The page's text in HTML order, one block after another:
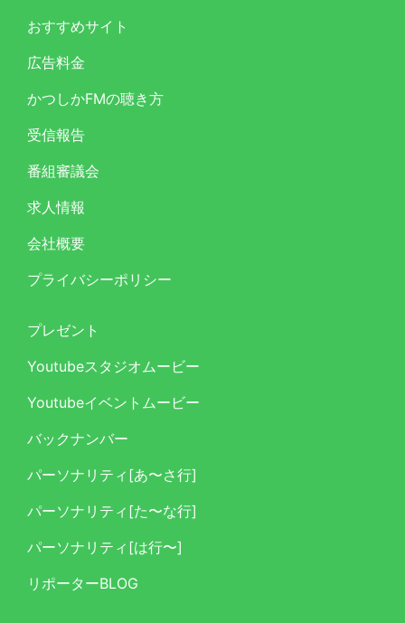
おすすめサイト
広告料金
かつしかFMの聴き方
受信報告
番組審議会
求人情報
会社概要
プライバシーポリシー
プレゼント
Youtubeスタジオムービー
Youtubeイベントムービー
バックナンバー
パーソナリティ[あ〜さ行]
パーソナリティ[た〜な行]
パーソナリティ[は行〜]
リポーターBLOG